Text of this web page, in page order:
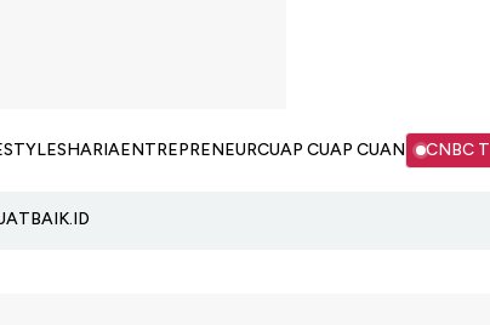
SHARIAENTREPRENEURCUAP CUAP CUAN CNBC